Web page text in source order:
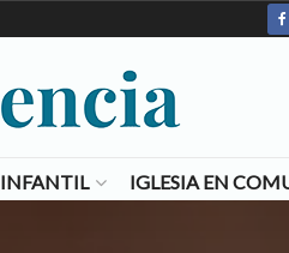
INFANTIL IGLESIA EN